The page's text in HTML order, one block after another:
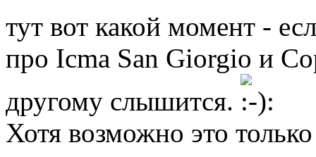
тут вот какой момент -
про Icma San Giorgio и
другому слышится.
Хотя возможно это